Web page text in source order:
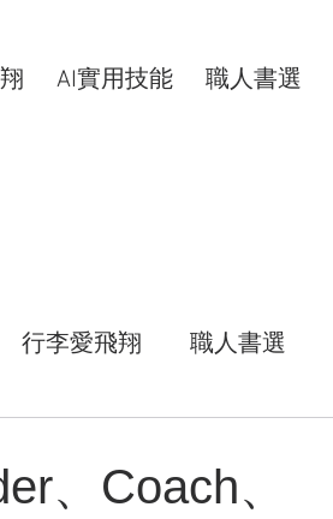
AI實用技能 職人書選
行李愛飛翔 職人書選
、Coach、